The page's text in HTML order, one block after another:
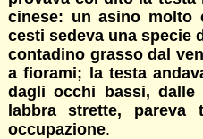
cinese: un asino molto
cesti sedeva una specie
contadino grasso dal
a fiorami; la testa
dagli occhi bassi, dalle
labbra strette, pareva
occupazione.